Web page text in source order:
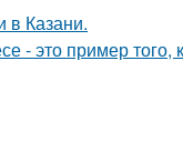
в Казани.
это пример того,